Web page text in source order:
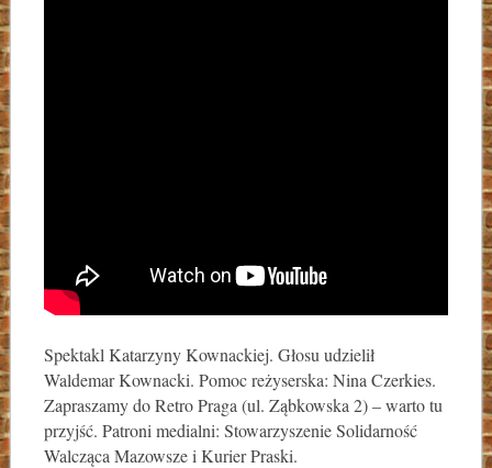
Spektakl Katarzyny Kownackiej. Głosu udzielił
Waldemar Kownacki. Pomoc reżyserska: Nina Czerkies.
Zapraszamy do Retro Praga (ul. Ząbkowska 2) – warto tu
przyjść. Patroni medialni: Stowarzyszenie Solidarność
Walcząca Mazowsze i Kurier Praski.